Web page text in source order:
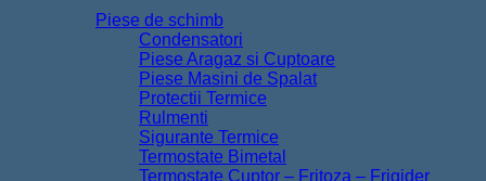
Piese de schimb
Condensatori
Piese Aragaz si Cuptoare
Piese Masini de Spalat
Protectii Termice
Rulmenti
Sigurante Termice
Termostate Bimetal
Termostate Cuptor – Fritoza – Frigider